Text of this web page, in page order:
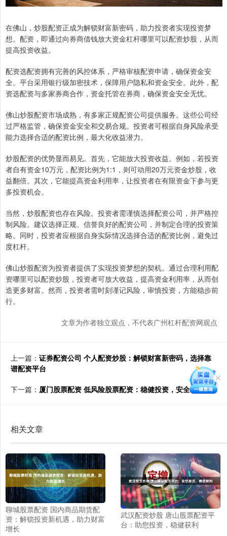
在佛山，炒股配资正成为解锁财富新密码，助力投资者实现投资梦
想。配资，即通过向券商借钱放大资金杠杆哪里可以配资炒股，从而
提高投资收益。
配资选配资拥有完善的风控体系，严格审核配资申请，确保资金安
全。平台采用银行级加密技术，保障用户隐私和资金安全。此外，配
资选配资与多家券商合作，资金托管在券商，确保资金安全无忧。
佛山炒股配资市场成熟，有多家正规配资公司提供服务。这些公司经
过严格监管，确保资金安全和交易合规。投资者可根据自身风险承受
能力选择合适的配资比例，最大化收益潜力。
炒股配资的优势显而易见。首先，它能放大投资收益。例如，若投资
者自有资金10万元，配资比例为1:1，则可动用20万元资金炒股，收
益翻倍。其次，它能提高资金利用率，让投资者在有限资金下参与更
多投资机会。
当然，炒股配资也存在风险。投资者需谨慎选择配资公司，并严格控
制风险。建议选择正规、信誉良好的配资公司，并制定合理的投资策
略。同时，投资者应根据自身实际情况选择合适的配资比例，避免过
度杠杆。
佛山炒股配资为投资者提供了实现投资梦想的契机。通过合理利用配
资哪里可以配资炒股，投资者可放大收益，提高资金利用率，从而创
造更多财富。然而，投资者需时刻谨记风险，审慎投资，方能稳步前
行。
文章为作者独立观点，不代表广州杠杆配资网观点
上一篇： 证券配资公司 个人配资炒股：解锁财富新密码，选择靠
谱配资平台
下一篇： 厦门股票配资 低风险股票配资：稳健投资，安全增值
相关文章
聊城股票配资 国内商品期货配
资：解锁投资新机遇，助力财富
增长
武汉配资炒股 唐山股票配资平
台：助您投资，稳健获利